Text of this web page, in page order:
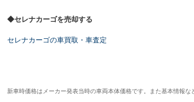
◆セレナカーゴを売却する
セレナカーゴの車買取・車査定
新車時価格はメーカー発表当時の車両本体価格です。また基本情報